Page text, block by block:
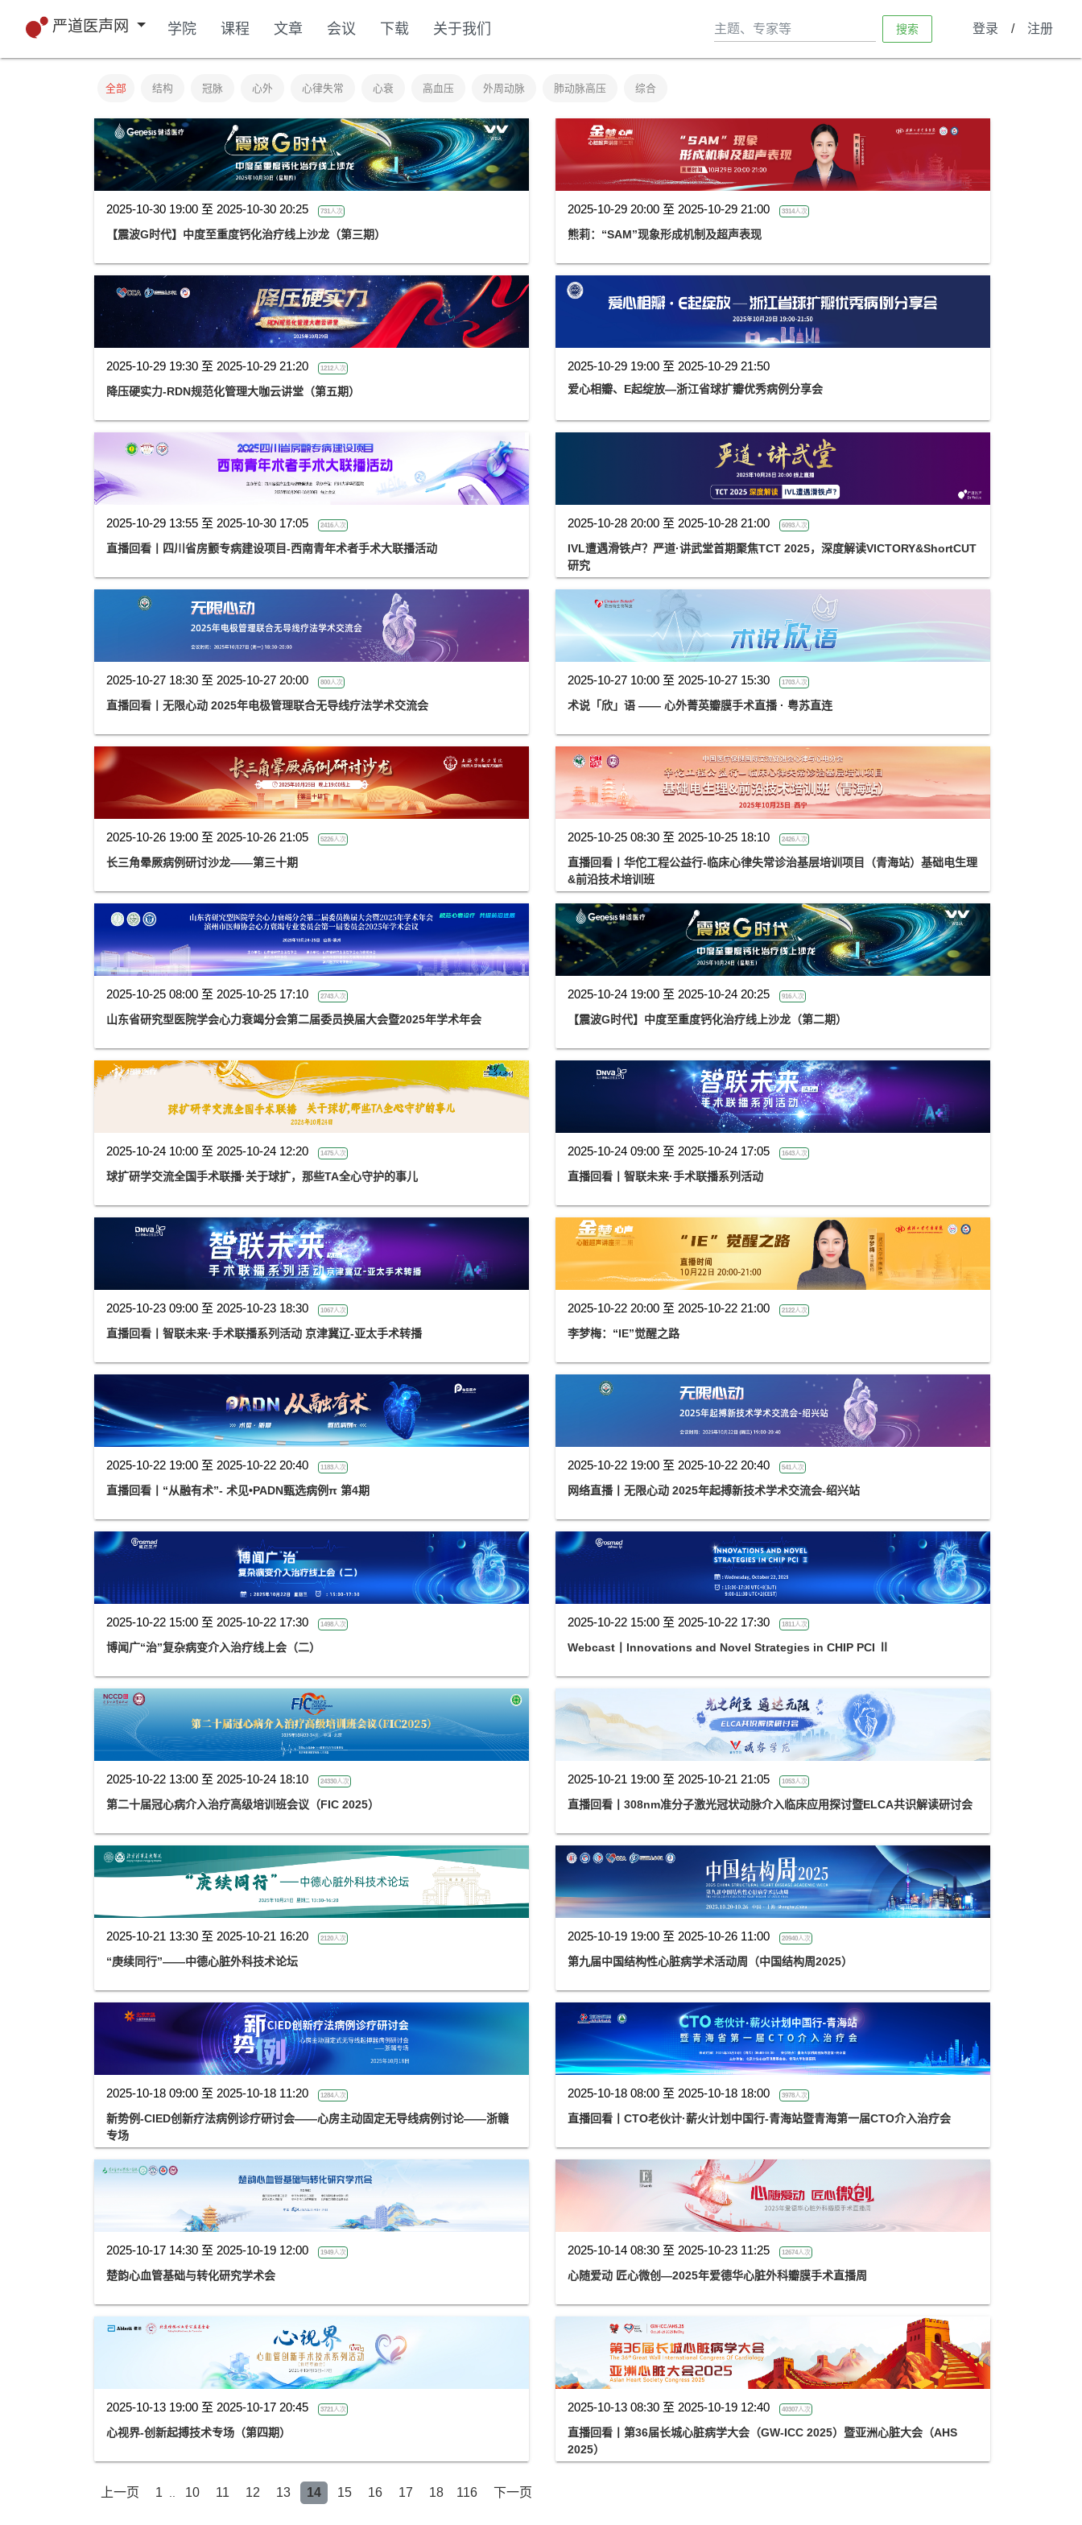
严道医声网 学院 课程 文章 会议 下载 关于我们 搜索 登录 / 注册
全部 结构 冠脉 心外 心律失常 心衰 高血压 外周动脉 肺动脉高压 综合
2025-10-30 19:00 至 2025-10-30 20:25 731人次
【震波G时代】中度至重度钙化治疗线上沙龙（第三期）
2025-10-29 20:00 至 2025-10-29 21:00 3314人次
熊莉：“SAM”现象形成机制及超声表现
2025-10-29 19:30 至 2025-10-29 21:20 1212人次
降压硬实力-RDN规范化管理大咖云讲堂（第五期）
2025-10-29 19:00 至 2025-10-29 21:50
爱心相瓣、E起绽放—浙江省球扩瓣优秀病例分享会
2025-10-29 13:55 至 2025-10-30 17:05 2416人次
直播回看丨四川省房颤专病建设项目-西南青年术者手术大联播活动
2025-10-28 20:00 至 2025-10-28 21:00 6093人次
IVL遭遇滑铁卢？严道·讲武堂首期聚焦TCT 2025，深度解读VICTORY&ShortCUT
研究
2025-10-27 18:30 至 2025-10-27 20:00 800人次
直播回看丨无限心动 2025年电极管理联合无导线疗法学术交流会
2025-10-27 10:00 至 2025-10-27 15:30 1703人次
术说「欣」语 —— 心外菁英瓣膜手术直播 · 粤苏直连
2025-10-26 19:00 至 2025-10-26 21:05 5226人次
长三角晕厥病例研讨沙龙——第三十期
2025-10-25 08:30 至 2025-10-25 18:10 2426人次
直播回看丨华佗工程公益行-临床心律失常诊治基层培训项目（青海站）基础电生理
&前沿技术培训班
2025-10-25 08:00 至 2025-10-25 17:10 2743人次
山东省研究型医院学会心力衰竭分会第二届委员换届大会暨2025年学术年会
2025-10-24 19:00 至 2025-10-24 20:25 916人次
【震波G时代】中度至重度钙化治疗线上沙龙（第二期）
2025-10-24 10:00 至 2025-10-24 12:20 1475人次
球扩研学交流全国手术联播·关于球扩，那些TA全心守护的事儿
2025-10-24 09:00 至 2025-10-24 17:05 1643人次
直播回看丨智联未来·手术联播系列活动
2025-10-23 09:00 至 2025-10-23 18:30 1067人次
直播回看丨智联未来·手术联播系列活动 京津冀辽-亚太手术转播
2025-10-22 20:00 至 2025-10-22 21:00 2122人次
李梦梅：“IE”觉醒之路
2025-10-22 19:00 至 2025-10-22 20:40 1183人次
直播回看丨“从融有术”- 术见•PADN甄选病例π 第4期
2025-10-22 19:00 至 2025-10-22 20:40 541人次
网络直播丨无限心动 2025年起搏新技术学术交流会-绍兴站
2025-10-22 15:00 至 2025-10-22 17:30 1498人次
博闻广“治”复杂病变介入治疗线上会（二）
2025-10-22 15:00 至 2025-10-22 17:30 1811人次
Webcast丨Innovations and Novel Strategies in CHIP PCI Ⅱ
2025-10-22 13:00 至 2025-10-24 18:10 24330人次
第二十届冠心病介入治疗高级培训班会议（FIC 2025）
2025-10-21 19:00 至 2025-10-21 21:05 1053人次
直播回看丨308nm准分子激光冠状动脉介入临床应用探讨暨ELCA共识解读研讨会
2025-10-21 13:30 至 2025-10-21 16:20 2120人次
“庚续同行”——中德心脏外科技术论坛
2025-10-19 19:00 至 2025-10-26 11:00 20940人次
第九届中国结构性心脏病学术活动周（中国结构周2025）
2025-10-18 09:00 至 2025-10-18 11:20 1284人次
新势例-CIED创新疗法病例诊疗研讨会——心房主动固定无导线病例讨论——浙赣
专场
2025-10-18 08:00 至 2025-10-18 18:00 3978人次
直播回看丨CTO老伙计·薪火计划中国行-青海站暨青海第一届CTO介入治疗会
2025-10-17 14:30 至 2025-10-19 12:00 1949人次
楚韵心血管基础与转化研究学术会
2025-10-14 08:30 至 2025-10-23 11:25 12674人次
心随爱动 匠心微创—2025年爱德华心脏外科瓣膜手术直播周
2025-10-13 19:00 至 2025-10-17 20:45 3721人次
心视界-创新起搏技术专场（第四期）
2025-10-13 08:30 至 2025-10-19 12:40 40307人次
直播回看丨第36届长城心脏病学大会（GW-ICC 2025）暨亚洲心脏大会（AHS
2025）
上一页 1 10 11 12 13 14 15 16 17 18 116 下一页